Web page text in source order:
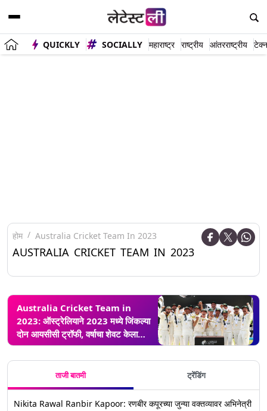
QUICKLY SOCIALLY महाराष्ट्र राष्ट्रीय आंतरराष्ट्रीय
होम Australia Cricket Team In 2023
AUSTRALIA CRICKET TEAM IN 2023
Australia Cricket Team in
2023: ऑस्ट्रेलियाने 2023 मध्ये जिंकल्या
दोन आयसीसी ट्रॉफी, वर्षाचा शेवट केला
विजयाने
ताजी बातमी ट्रेंडिंग
Nikita Rawal Ranbir Kapoor: रणबीर कपूरच्या जुन्या वक्तव्यावर अभिनेत्री